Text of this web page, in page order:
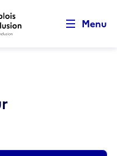
principal
Menu